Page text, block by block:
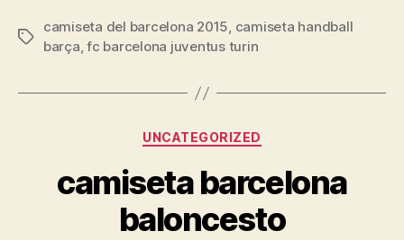
Etiquetas
camiseta del barcelona 2015, camiseta handball
barça,fc barcelona juventus turin
Categorías
UNCATEGORIZED
camiseta barcelona
baloncesto